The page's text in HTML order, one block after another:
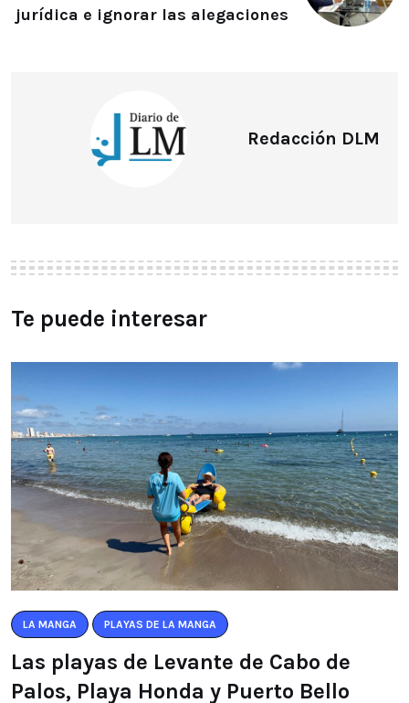
jurídica e ignorar las alegaciones
Redacción DLM
Te puede interesar
LA MANGA PLAYAS DE LA MANGA
Las playas de Levante de Cabo de
Palos, Playa Honda y Puerto Bello